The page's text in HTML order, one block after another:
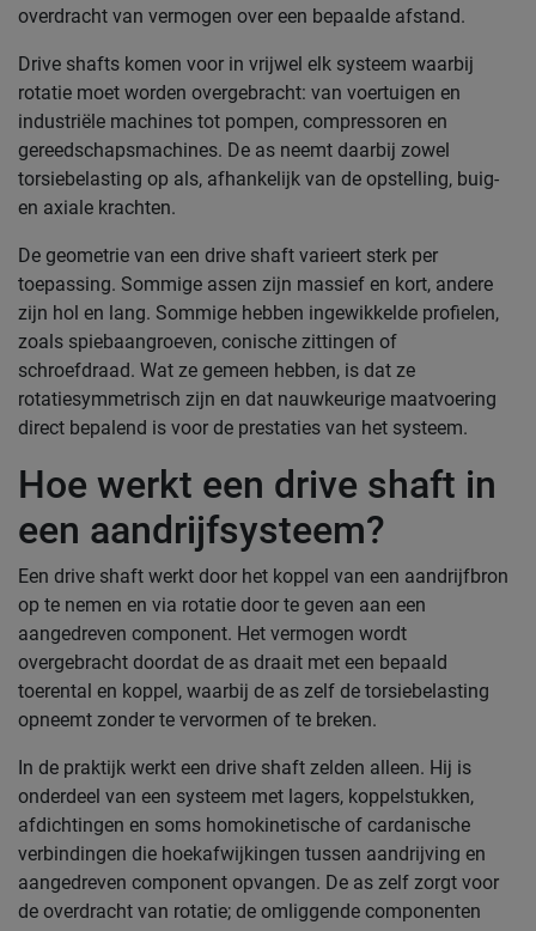
overdracht van vermogen over een bepaalde afstand.
Drive shafts komen voor in vrijwel elk systeem waarbij
rotatie moet worden overgebracht: van voertuigen en
industriële machines tot pompen, compressoren en
gereedschapsmachines. De as neemt daarbij zowel
torsiebelasting op als, afhankelijk van de opstelling, buig-
en axiale krachten.
De geometrie van een drive shaft varieert sterk per
toepassing. Sommige assen zijn massief en kort, andere
zijn hol en lang. Sommige hebben ingewikkelde profielen,
zoals spiebaangroeven, conische zittingen of
schroefdraad. Wat ze gemeen hebben, is dat ze
rotatiesymmetrisch zijn en dat nauwkeurige maatvoering
direct bepalend is voor de prestaties van het systeem.
Hoe werkt een drive shaft in
een aandrijfsysteem?
Een drive shaft werkt door het koppel van een aandrijfbron
op te nemen en via rotatie door te geven aan een
aangedreven component. Het vermogen wordt
overgebracht doordat de as draait met een bepaald
toerental en koppel, waarbij de as zelf de torsiebelasting
opneemt zonder te vervormen of te breken.
In de praktijk werkt een drive shaft zelden alleen. Hij is
onderdeel van een systeem met lagers, koppelstukken,
afdichtingen en soms homokinetische of cardanische
verbindingen die hoekafwijkingen tussen aandrijving en
aangedreven component opvangen. De as zelf zorgt voor
de overdracht van rotatie; de omliggende componenten